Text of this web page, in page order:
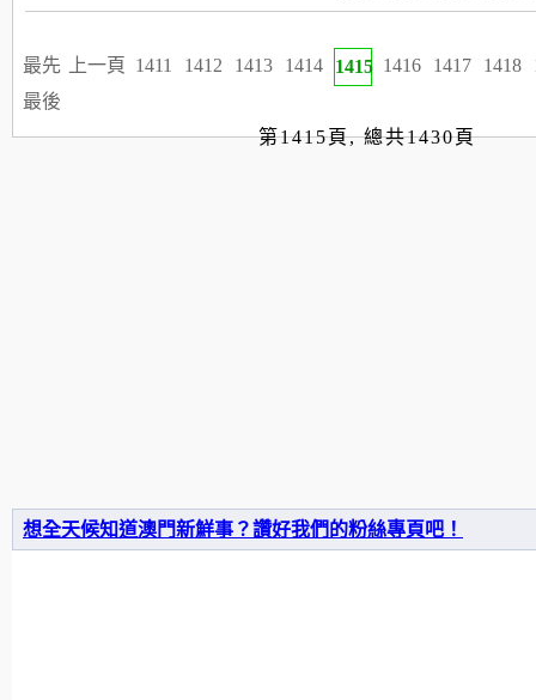
最先 上一頁 1411 1412 1413 1414 1415 1416 1417 1418
最後
第1415頁, 總共1430頁
想全天候知道澳門新鮮事？讚好我們的粉絲專頁吧！